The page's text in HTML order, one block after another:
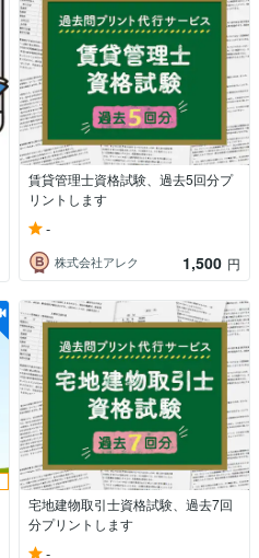
賃貸管理士資格試験、過去5回分プ
リントします
-
株式会社アレク 1,500 円
宅地建物取引士資格試験、過去7回
分プリントします
-